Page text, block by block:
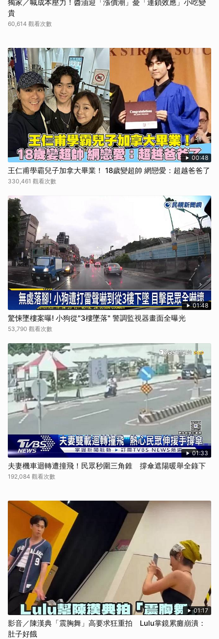
獨家／喊成本壓力！醬油迎「漲價潮」憂「連鎖效應」小吃變
貴
60,614 觀看次數
00:48
王仁甫學霸兒子加拿大畢業！ 18歲變超帥 網戀愛：超越爸爸了
330,461 觀看次數
01:48
驚悚墜樓案曝! 小狗從"3樓墜落" 警調監視器畫面全曝光
53,790 觀看次數
01:33
夫妻機車迴轉遭撞飛！民眾秒圍三角錐 撐傘遮陽暖舉全錄下
192,084 觀看次數
01:17
影音／陳漢典「震胸舞」高要求狂重拍 Lulu掌鏡累癱崩潰：
肚子好餓